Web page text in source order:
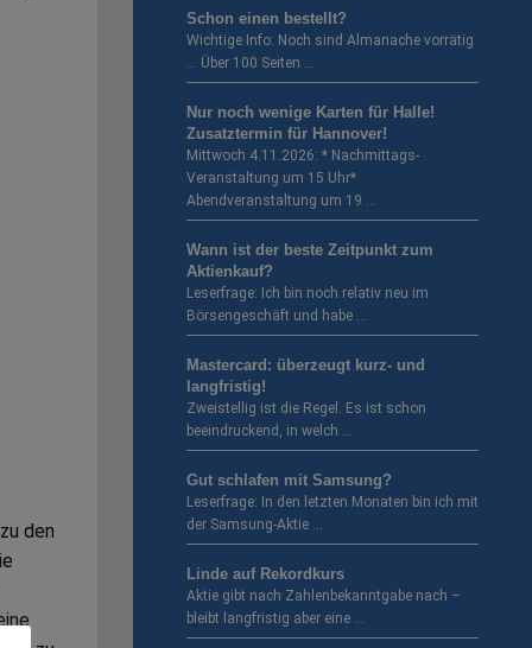
den
Schon einen bestellt?
Wichtige Info: Noch sind Almanache vorrätig
… Über 100 Seiten …
Nur noch wenige Karten für Halle!
Zusatztermin für Hannover!
Mittwoch 4.11.2026: * Nachmittags-
Veranstaltung um 15 Uhr*
Abendveranstaltung um 19 …
Wann ist der beste Zeitpunkt zum
Aktienkauf?
Leserfrage: Ich bin noch relativ neu im
Börsengeschäft und habe …
Mastercard: überzeugt kurz- und
langfristig!
Zweistellig ist die Regel. Es ist schon
beeindruckend, in welch …
Gut schlafen mit Samsung?
Leserfrage: In den letzten Monaten bin ich mit
der Samsung-Aktie …
Linde auf Rekordkurs
Aktie gibt nach Zahlenbekanntgabe nach –
bleibt langfristig aber eine …